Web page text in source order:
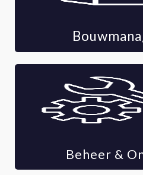
Beheer &